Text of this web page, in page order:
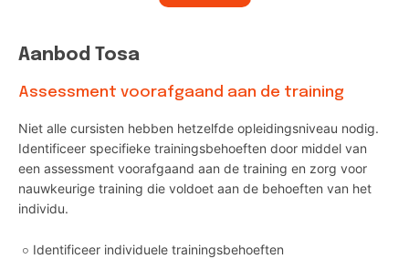
Aanbod Tosa
Assessment voorafgaand aan de training
Niet alle cursisten hebben hetzelfde opleidingsniveau nodig.
Identificeer specifieke trainingsbehoeften door middel van
een assessment voorafgaand aan de training en zorg voor
nauwkeurige training die voldoet aan de behoeften van het
individu.
Identificeer individuele trainingsbehoeften